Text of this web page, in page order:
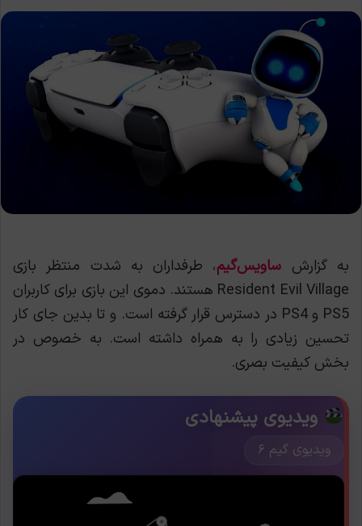
به گزارش ساویس‌گیم، طرفداران به شدت منتظر بازی
Resident Evil Village هستند. دموی این بازی برای کاربران
PS5 و PS4 در دسترس قرار گرفته است. و تا بدین جای کار
تحسین زیادی را به همراه داشته است. به خصوص در
بخش کیفیت بصری.
ویدیوی پیشنهادی
ویدیوی گیم ۶